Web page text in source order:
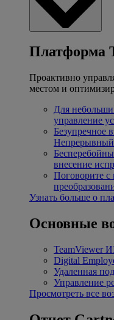
Платформа
Проактивно
местом и
Для
управление
Безупречное
Непрерывный
внесение
Поговорите
Узнать больше о
Основные
TeamViewer
Digital
Удаленная
Управление
Просмотреть все